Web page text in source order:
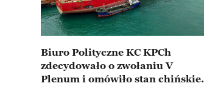
Biuro Polityczne KC KPCh
zdecydowało o zwołaniu V
Plenum i omówiło stan chińskiej